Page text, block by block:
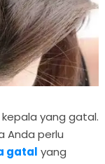
yang gatal.
Anda perlu
gatal yang